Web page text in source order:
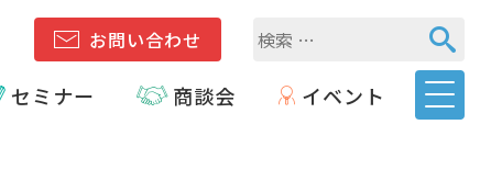
お問い合わせ
セミナー 商談会 イベント